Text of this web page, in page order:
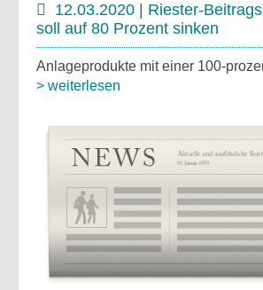
12.03.2020 | Riester-
soll auf 80 Prozent sinken
Anlageprodukte mit einer 100-
> weiterlesen